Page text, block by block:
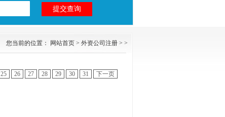
您当前的位置： 网站首页 > 外资公司注册 > >
25 26 27 28 29 30 31 下一页